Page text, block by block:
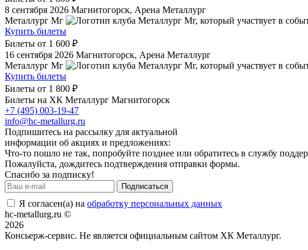
8 сентября 2026 Магнитогорск, Арена Металлург
Металлург Мг
Купить билеты
Билеты от 1 600 ₽
16 сентября 2026 Магнитогорск, Арена Металлург
Металлург Мг
Купить билеты
Билеты от 1 800 ₽
Билеты на ХК Металлург Магнитогорск
+7 (495) 003-19-47
info@hc-metallurg.ru
Подпишитесь на рассылку для актуальной
информации об акциях и предложениях:
Что-то пошло не так, попробуйте позднее или обратитесь в службу
Пожалуйста, дождитесь подтверждения отправки формы.
Спасибо за подписку!
Подписаться
Я согласен(а) на обработку персональных данных
hc-metallurg.ru ©
2026
Консьерж-сервис. Не является официальным сайтом ХК Металлург.